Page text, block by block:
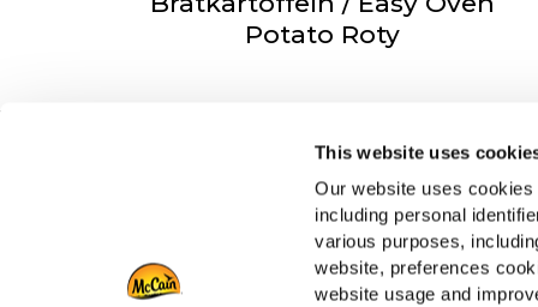
This website uses
Our website uses
including personal
various purposes,
website, preferences
website usage and
Potato Roty
Marken
Inspiration
Über
Karriere
zur